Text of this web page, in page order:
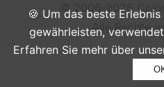
🍪 Um das beste
gewährleisten,
Erfahren Sie mehr über
© 2006-2026
Alle Rechte